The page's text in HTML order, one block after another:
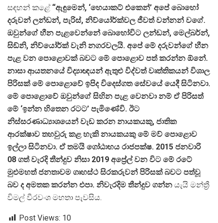
සඳහන් කළේ “ඇඳුමෙන්, ‘හෙයාකට් එකෙන්’ අපේ බොහෝ
දරුවන් ලන්ඩන්, පැරිස්, නිව්යෝර්ක්වල ජීවත් වන්නන් වගේ.
ඔවුන්ගේ හීන පැළවෙන්නේ බොහෝවිට ලන්ඩන්, මෙල්බර්න්,
සිඞ්නි, නිව්යෝර්ක් වැනි නගරවලයි. අපේ මේ දරුවන්ගේ හීන
පැළ වන පොළොවක් බවට මේ පොළොව පත් කරන්න ඕනේ.
නාසා ආයතනයේ විද්‍යාඥයන් ඇතුළු විද්වත් වෘත්තිකයන් විශාල
පිරිසක් මේ පොළොවේ ඉපිද විදෙස්ගත සේවයේ යෙදී සිටිනවා.
මේ පොළොවේ ඔවුන්ගේ සිහින පැළ වෙනවා නම් ඒ පිරිසත්
මේ ‘ඉන්න හිතෙන රටට’ පැමිණේවි. ඊට
නිස්සරණාධ්‍යාශයෙන් වැඩ කරන නායකයකු, ජාතික
ආරක්ෂාව තහවුරු කළ හැකි නායකයකු මේ මව් පොළොව
ඉල්ලා සිටිනවා. ඒ තමයි ගෝඨාභය රාජපක්ෂ. 2015 ජනවාරි
08 ගත් වැරදි තීන්දුව නිසා 2019 අප්‍රේල් වන විට මේ රටේ
මුළුමහත් ජනතාවම ගෘහස්ථ සිරකරුවන් පිරිසක් බවට පත්වූ
බව ද අමතක කරන්න එපා. නිවැරදිම තීන්දුව ගන්න යැයි මන්ත්‍රී
විමල් වීරවංශ මහතා පැවසිය.
Post Views: 10